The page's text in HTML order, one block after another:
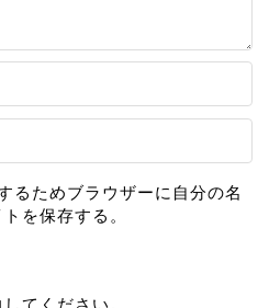
るためブラウザーに自分の名
を保存する。
てください。